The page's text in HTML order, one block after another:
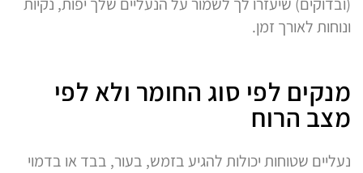
ונוחות לאורך זמן.
מנקים לפי סוג החומר ולא לפי
מצב הרוח
נעליים שטוחות יכולות להגיע בזמש, בעור, בבד או בדמוי